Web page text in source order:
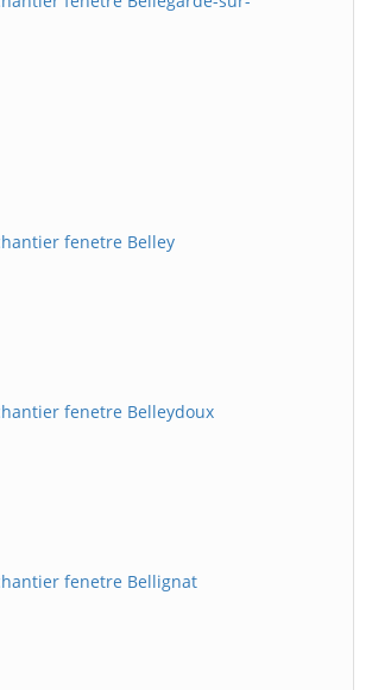
fenetre Belley
fenetre Belleydoux
fenetre Bellignat